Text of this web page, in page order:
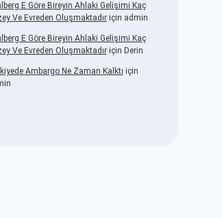
E Göre Bireyin Ahlaki Gelişimi Kaç
Ve Evreden Oluşmaktadıriçin admin
E Göre Bireyin Ahlaki Gelişimi Kaç
Ve Evreden Oluşmaktadıriçin Derin
Ambargo Ne Zaman Kalktı için